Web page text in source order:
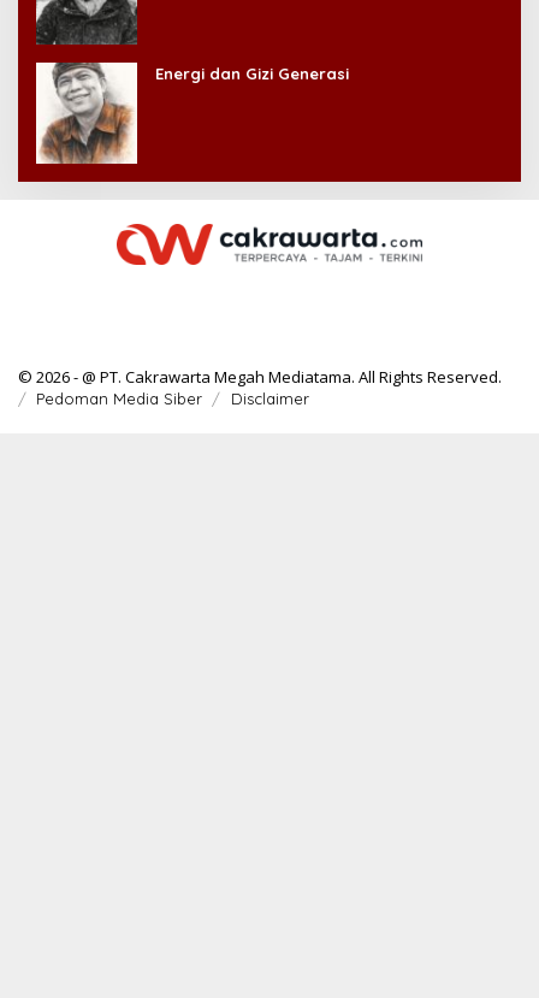
Energi dan Gizi Generasi
© 2026 - @ PT. Cakrawarta Megah Mediatama. All Rights Reserved.
Pedoman Media Siber Disclaimer